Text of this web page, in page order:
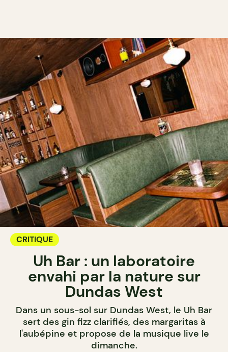
CRITIQUE
Uh Bar : un laboratoire
envahi par la nature sur
Dundas West
Dans un sous-sol sur Dundas West, le Uh Bar
sert des gin fizz clarifiés, des margaritas à
l'aubépine et propose de la musique live le
dimanche.